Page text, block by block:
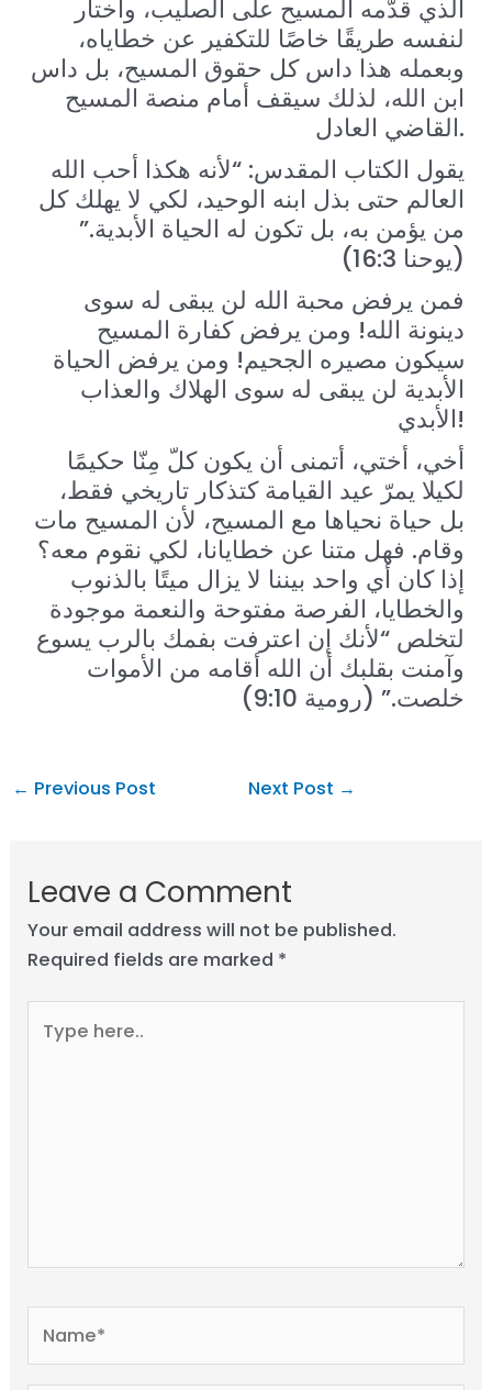
الذي قدّمه المسيح على الصليب، واختار
لنفسه طريقًا خاصًا للتكفير عن خطاياه،
وبعمله هذا داس كل حقوق المسيح، بل داس
ابن الله، لذلك سيقف أمام منصة المسيح
القاضي العادل.
يقول الكتاب المقدس: “لأنه هكذا أحب الله
العالم حتى بذل ابنه الوحيد، لكي لا يهلك كل
من يؤمن به، بل تكون له الحياة الأبدية.”
(يوحنا 16:3)
فمن يرفض محبة الله لن يبقى له سوى
دينونة الله! ومن يرفض كفارة المسيح
سيكون مصيره الجحيم! ومن يرفض الحياة
الأبدية لن يبقى له سوى الهلاك والعذاب
الأبدي!
أخي، أختي، أتمنى أن يكون كلّ مِنّا حكيمًا
لكيلا يمرّ عيد القيامة كتذكار تاريخي فقط،
بل حياة نحياها مع المسيح، لأن المسيح مات
وقام. فهل متنا عن خطايانا، لكي نقوم معه؟
إذا كان أي واحد بيننا لا يزال ميتًا بالذنوب
والخطايا، الفرصة مفتوحة والنعمة موجودة
لتخلص “لأنك إن اعترفت بفمك بالرب يسوع
وآمنت بقلبك أن الله أقامه من الأموات
خلصت.” (رومية 9:10)
← Previous Post Next Post →
Leave a Comment
Your email address will not be published.
Required fields are marked *
here..